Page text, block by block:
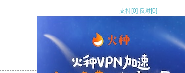
支持[0] 反对[0]
支持[0] 反对